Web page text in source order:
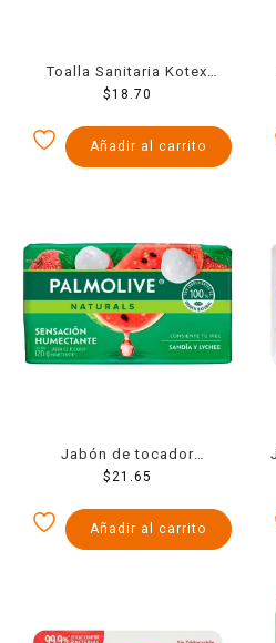
Toalla Sanitaria Kotex
Anatomica Con Alas Fa 10
$18.70
Añadir al carrito
Jabón de tocador
Palmolive Naturals sandía y
$ 21.65
Añadir al carrito